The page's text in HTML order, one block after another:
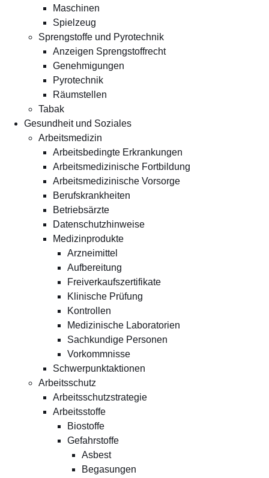
Maschinen
Spielzeug
Sprengstoffe und Pyrotechnik
Anzeigen Sprengstoffrecht
Genehmigungen
Pyrotechnik
Räumstellen
Tabak
Gesundheit und Soziales
Arbeitsmedizin
Arbeitsbedingte Erkrankungen
Arbeitsmedizinische Fortbildung
Arbeitsmedizinische Vorsorge
Berufskrankheiten
Betriebsärzte
Datenschutzhinweise
Medizinprodukte
Arzneimittel
Aufbereitung
Freiverkaufszertifikate
Klinische Prüfung
Kontrollen
Medizinische Laboratorien
Sachkundige Personen
Vorkommnisse
Schwerpunktaktionen
Arbeitsschutz
Arbeitsschutzstrategie
Arbeitsstoffe
Biostoffe
Gefahrstoffe
Asbest
Begasungen